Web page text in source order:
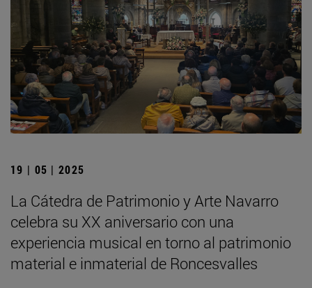
19 | 05 | 2025
La Cátedra de Patrimonio y Arte Navarro
celebra su XX aniversario con una
experiencia musical en torno al patrimonio
material e inmaterial de Roncesvalles